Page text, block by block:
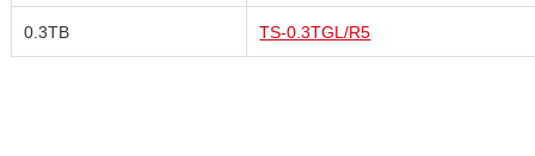
0.3TB TS-0.3TGL/R5